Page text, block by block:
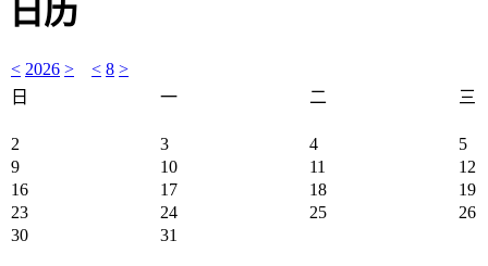
日历
< 2026 > < 8 >
日
一 二 三
2 3 4
5
9
10 11
12
16
17 18
19
23
24 25
26
30
31